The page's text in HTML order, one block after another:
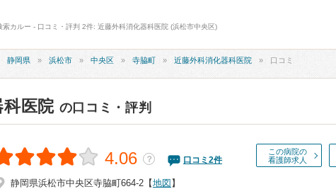
索カルー - 口コミ・評判 2件: 近藤外科消化器科医院 (浜松市中央区)
静岡県 浜松市 中央区 寺脇町 近藤外科消化器科医院 口コミ
医院 の口コミ・評判
この病院の
看護師求人
4.06 ？ 口コミ 2件
静岡県浜松市中央区寺脇町664-2 【地図 】